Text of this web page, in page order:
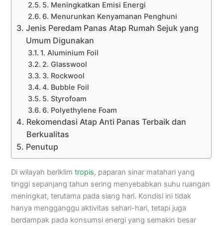
5. Meningkatkan Emisi Energi
6. Menurunkan Kenyamanan Penghuni
Jenis Peredam Panas Atap Rumah Sejuk yang
Umum Digunakan
1. Aluminium Foil
2. Glasswool
3. Rockwool
4. Bubble Foil
5. Styrofoam
6. Polyethylene Foam
Rekomendasi Atap Anti Panas Terbaik dan
Berkualitas
Penutup
Di wilayah beriklimtropis, paparan sinar matahari yang
tinggi sepanjang tahun sering menyebabkan suhu ruangan
meningkat, terutama pada siang hari. Kondisi ini tidak
hanya mengganggu aktivitas sehari-hari, tetapi juga
berdampak pada konsumsi energi yang semakin besar